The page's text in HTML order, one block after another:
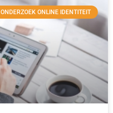
ONDERZOEK ONLINE IDENTITEIT